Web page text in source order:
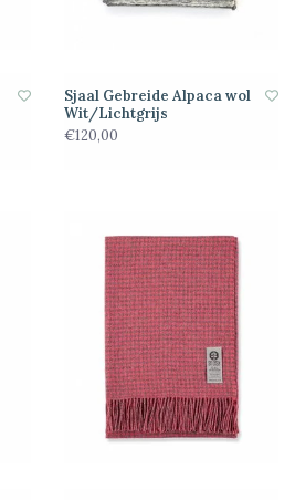
Sjaal Gebreide Alpaca wol
Wit/Lichtgrijs
€120,00